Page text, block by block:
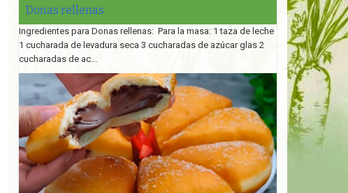
Donas rellenas
Ingredientes para Donas rellenas: Para la masa: 1 taza de leche
1 cucharada de levadura seca 3 cucharadas de azúcar glas 2
cucharadas de ac...